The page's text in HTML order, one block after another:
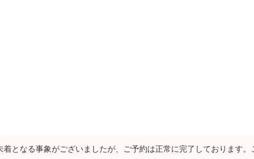
となる事象がございましたが、ご予約は正常に完了しております。